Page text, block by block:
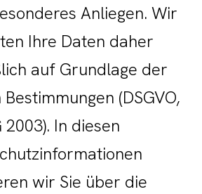
Anliegen. Wir
Ihre Daten daher
auf Grundlage der
(DSGVO,
2003). In diesen
wir Sie über die